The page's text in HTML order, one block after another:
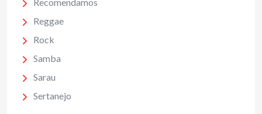
Reggae
Rock
Samba
Sarau
Sertanejo